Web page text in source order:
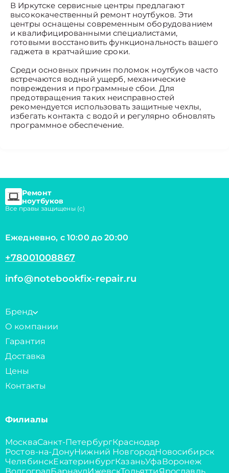
В Иркутске сервисные центры предлагают
высококачественный ремонт ноутбуков. Эти
центры оснащены современным оборудованием
и квалифицированными специалистами,
готовыми восстановить функциональность вашего
гаджета в кратчайшие сроки.
Среди основных причин поломок ноутбуков часто
встречаются водный ущерб, механические
повреждения и программные сбои. Для
предотвращения таких неисправностей
рекомендуется использовать защитные чехлы,
избегать контакта с водой и регулярно обновлять
программное обеспечение.
Ремонт
ноутбуков
Все правы защищены (с)
Ежедневно, с 10:00 до 20:00
+78001008867
info@notebookfix-repair.ru
Бренд
О компании
Гарантия
Доставка
Цены
Контакты
Филиалы
МоскваСанкт-ПетербургКраснодар
Ростов-на-ДонуНижний НовгородНовосибирск
ЧелябинскЕкатеринбургКазаньУфаВоронеж